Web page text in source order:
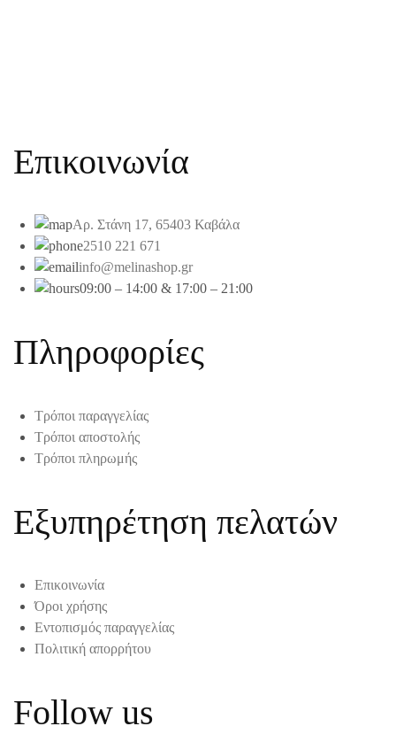
Επικοινωνία
Αρ. Στάνη 17, 65403 Καβάλα
2510 221 671
info@melinashop.gr
09:00 – 14:00 & 17:00 – 21:00
Πληροφορίες
Τρόποι παραγγελίας
Τρόποι αποστολής
Τρόποι πληρωμής
Εξυπηρέτηση πελατών
Επικοινωνία
Όροι χρήσης
Εντοπισμός παραγγελίας
Πολιτική απορρήτου
Follow us